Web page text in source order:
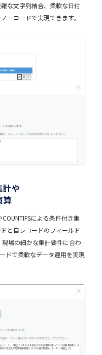
な文字列結合、柔軟な日付
ーコードで実現できます。
計や
算
による条件付き集
と自レコードのフィールド
場の細かな集計要件に合わ
ドで柔軟なデータ運用を実現